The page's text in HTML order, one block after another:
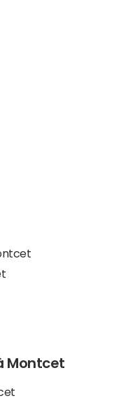
Montcet